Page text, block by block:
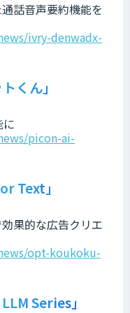
話音声要約機能を
ivry-denwadx-
くん」
picon-ai-
Text」
果的な広告クリエ
opt-koukoku-
Series」